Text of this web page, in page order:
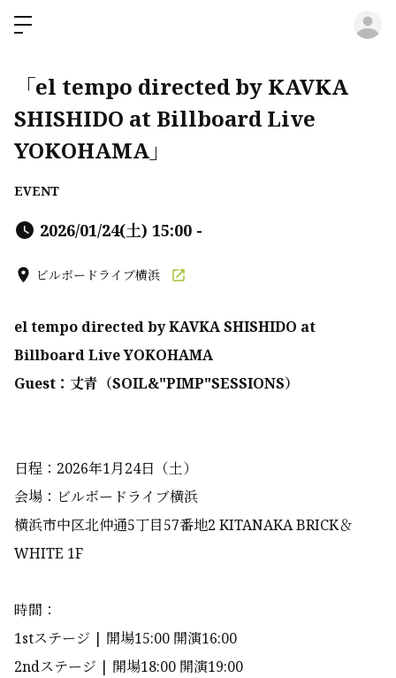
「el tempo directed by KAVKA
SHISHIDO at Billboard Live
YOKOHAMA」
EVENT
2026/01/24(土) 15:00 -
ビルボードライブ横浜
el tempo directed by KAVKA SHISHIDO at
Billboard Live YOKOHAMA
Guest：丈青（SOIL&"PIMP"SESSIONS）
日程：2026年1月24日（土）
会場：ビルボードライブ横浜
横浜市中区北仲通5丁目57番地2 KITANAKA BRICK＆
WHITE 1F
時間：
1stステージ | 開場15:00 開演16:00
2ndステージ | 開場18:00 開演19:00